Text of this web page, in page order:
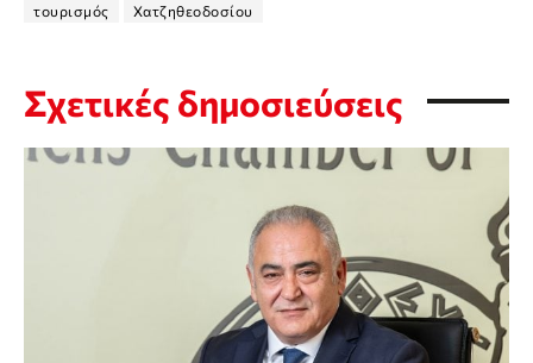
τουρισμός
Χατζηθεοδοσίου
Σχετικές δημοσιεύσεις